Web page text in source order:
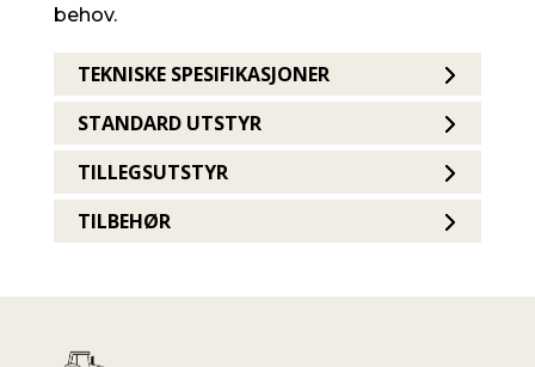
behov.
TEKNISKE SPESIFIKASJONER
STANDARD UTSTYR
TILLEGSUTSTYR
TILBEHØR